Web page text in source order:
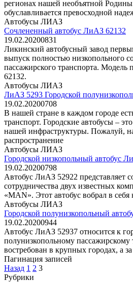
регионах нашей необъятной
обуславливается превосходной
Автобусы ЛИАЗ
Сочлененный автобус ЛиАЗ 62132
19.02.20200831
Ликинский автобусный завод
выпуск полностью низкопольного
пассажирского транспорта.
62132.
Автобусы ЛИАЗ
ЛиАЗ 5293 Городской
19.02.20200708
В нашей стране в каждом городе
транспорт. Городские автобусы –
нашей инфраструктуры. Пожалуй,
распространение
Автобусы ЛИАЗ
Городской низкопольный автобус
19.02.20200798
Автобус ЛиАЗ 52922 представляет
сотрудничества двух известных
«MAN». Этот автобус вобрал в
Автобусы ЛИАЗ
Городской полунизкопольный
19.02.20200944
Автобус ЛиАЗ 52937 относится к
полунизкопольному пассажирскому
востребован в крупных городах, а
Пагинация записей
Назад 1 2 3
Рубрики